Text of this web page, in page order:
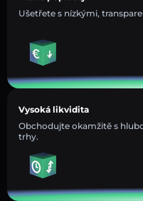
Ušetřete s nízkými,
Vysoká likvidita
Obchodujte okamžitě s
trhy.